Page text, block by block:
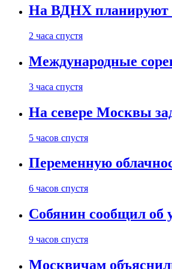
На ВДНХ планируют
2 часа спустя
Международные
3 часа спустя
На севере Москвы
5 часов спустя
Переменную
6 часов спустя
Собянин сообщил об
9 часов спустя
Москвичам